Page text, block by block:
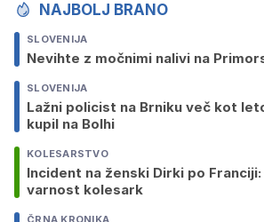
NAJBOLJ BRANO
SLOVENIJA
Nevihte z močnimi nalivi na
SLOVENIJA
Lažni policist na Brniku več kot
kupil na Bolhi
KOLESARSTVO
Incident na ženski Dirki po
varnost kolesark